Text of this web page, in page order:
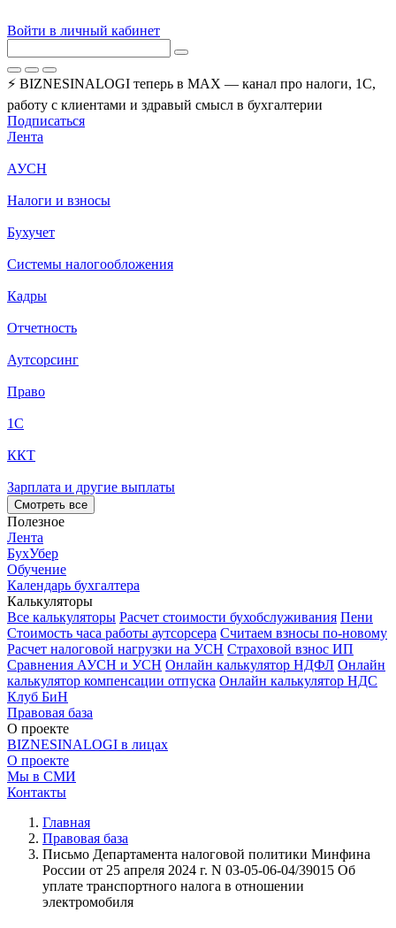
Войти в личный кабинет
⚡ BIZNESINALOGI теперь в MAX — канал про налоги, 1С,
работу с клиентами и здравый смысл в бухгалтерии
Подписаться
Лента
АУСН
Налоги и взносы
Бухучет
Системы налогообложения
Кадры
Отчетность
Аутсорсинг
Право
1С
ККТ
Зарплата и другие выплаты
Смотреть все
Полезное
Лента
БухУбер
Обучение
Календарь бухгалтера
Калькуляторы
Все калькуляторы Расчет стоимости бухобслуживания Пени
Стоимость часа работы аутсорсера Считаем взносы по-новому
Расчет налоговой нагрузки на УСН Страховой взнос ИП
Сравнения АУСН и УСН Онлайн калькулятор НДФЛ Онлайн
калькулятор компенсации отпуска Онлайн калькулятор НДС
Клуб БиН
Правовая база
О проекте
BIZNESINALOGI в лицах
О проекте
Мы в СМИ
Контакты
Главная
Правовая база
Письмо Департамента налоговой политики Минфина
России от 25 апреля 2024 г. N 03-05-06-04/39015 Об
уплате транспортного налога в отношении
электромобиля